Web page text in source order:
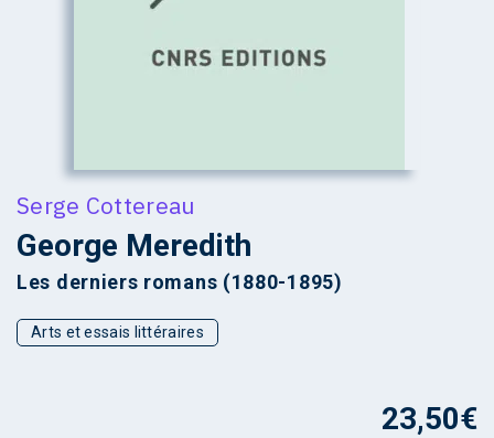
Serge Cottereau
George Meredith
Les derniers romans (1880-1895)
Arts et essais littéraires
23,50€